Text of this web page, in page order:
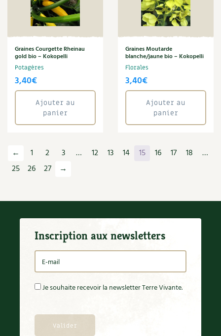
Graines Courgette Rheinau
gold bio – Kokopelli
Potagères
3,40€
Ajouter au
panier
Graines Moutarde
blanche/jaune bio – Kokopelli
Florales
3,40€
Ajouter au
panier
← 1 2 3 … 12 13 14 15 16 17 18
…
25
26 27 →
Inscription aux newsletters
Je souhaite recevoir la newsletter Terre Vivante.